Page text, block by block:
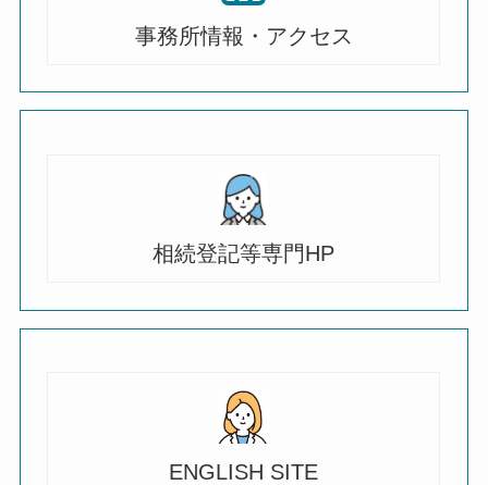
事務所情報・アクセス
相続登記等専門HP
ENGLISH SITE